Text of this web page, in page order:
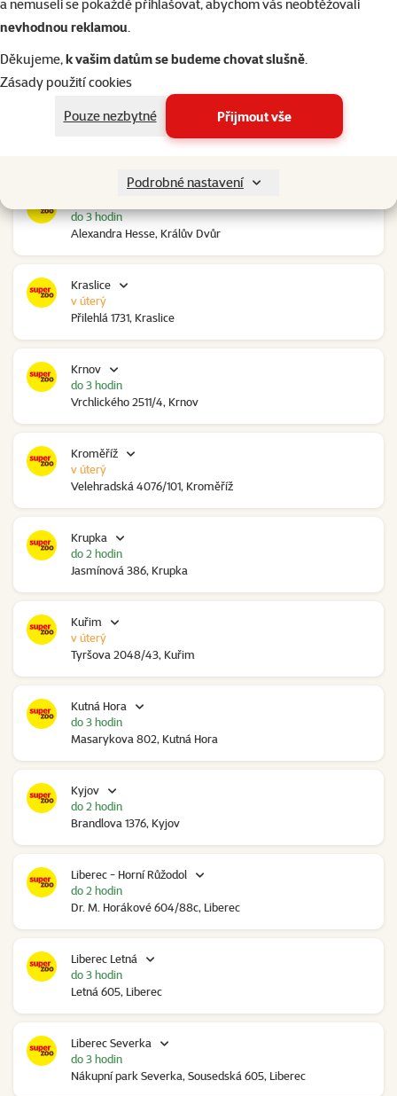
a nemuseli se pokaždé přihlašovat, abychom vás neobtěžovali
nevhodnou reklamou.
Děkujeme,k vašim datům se budeme chovat slušně.
Zásady použití cookies
Pouze nezbytné
Přijmout vše
Podrobné nastavení
Kolín Ovčáry
Ovčáry 304, Ovčáry
Kozomín
Alexandra Hesse, Králův Dvůr
do 3 hodin
Kraslice
Přilehlá 1731, Kraslice
v úterý
Krnov
Vrchlického 2511/4, Krnov
do 3 hodin
Kroměříž
Velehradská 4076/101, Kroměříž
v úterý
Krupka
Jasmínová 386, Krupka
do 2 hodin
Kuřim
Tyršova 2048/43, Kuřim
v úterý
Kutná Hora
Masarykova 802, Kutná Hora
do 3 hodin
Kyjov
Brandlova 1376, Kyjov
do 2 hodin
Liberec - Horní Růžodol
Dr. M. Horákové 604/88c, Liberec
do 2 hodin
Liberec Letná
Letná 605, Liberec
do 3 hodin
Liberec Severka
Nákupní park Severka, Sousedská 605, Liberec
do 3 hodin